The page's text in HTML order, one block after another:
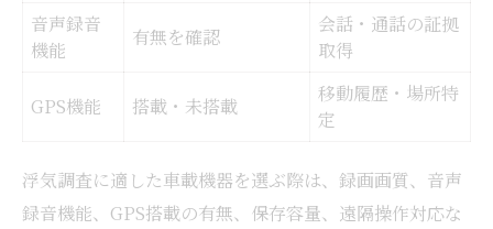
音声録音
機能
有無を確認
会話・通話の証拠
取得
GPS機能 搭載・未搭載
移動履歴・場所特
定
浮気調査に適した車載機器を選ぶ際は、録画画質、音声
録音機能、GPS搭載の有無、保存容量、遠隔操作対応な